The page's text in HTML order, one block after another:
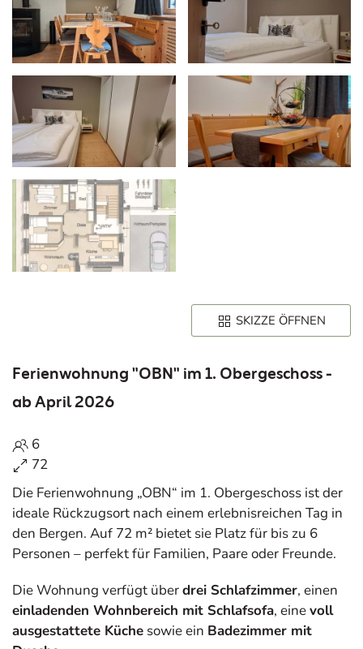
SKIZZE ÖFFNEN
Ferienwohnung "OBN" im 1. Obergeschoss -
ab April 2026
6
72
Die Ferienwohnung „OBN“ im 1. Obergeschoss ist der
ideale Rückzugsort nach einem erlebnisreichen Tag in
den Bergen. Auf 72 m² bietet sie Platz für bis zu 6
Personen – perfekt für Familien, Paare oder Freunde.
Die Wohnung verfügt überdrei Schlafzimmer, einen
einladenden Wohnbereich mit Schlafsofa, einevoll
ausgestattete Küche sowie ein Badezimmer mit